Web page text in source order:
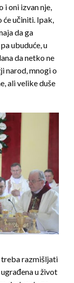
i oni izvan nje,
će učiniti. Ipak,
da ga
ubuduće, u
da netko ne
narod, mnogi o
ali velike duše
treba razmišljati
u život